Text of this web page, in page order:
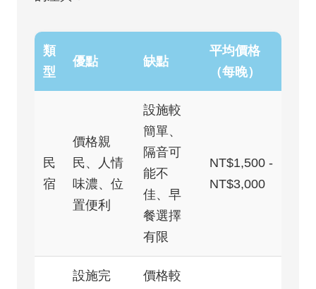
類
型
優點 缺點
平均價格
（每晚）
民
宿
價格親
民、人情
味濃、位
置便利
設施較
簡單、
隔音可
能不
佳、早
餐選擇
有限
NT$1,500 -
NT$3,000
設施完
價格較